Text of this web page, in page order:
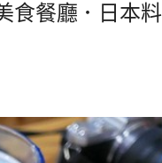
食餐廳．日本料